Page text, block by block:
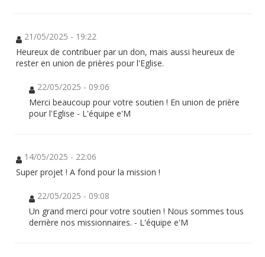
21/05/2025 - 19:22
Heureux de contribuer par un don, mais aussi heureux de
rester en union de prières pour l'Eglise.
22/05/2025 - 09:06
Merci beaucoup pour votre soutien ! En union de prière
pour l'Eglise - L'équipe e'M
14/05/2025 - 22:06
Super projet ! A fond pour la mission !
22/05/2025 - 09:08
Un grand merci pour votre soutien ! Nous sommes tous
derrière nos missionnaires. - L'équipe e'M